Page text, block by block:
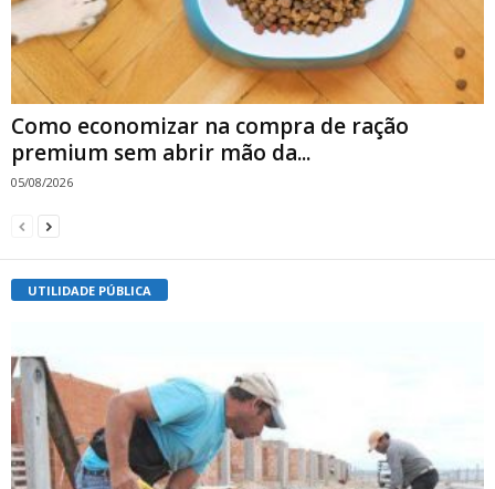
Como economizar na compra de ração
premium sem abrir mão da...
05/08/2026
UTILIDADE PÚBLICA